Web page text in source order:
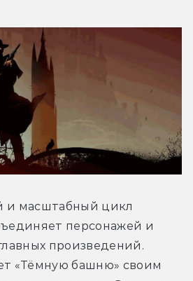
и масштабный цикл
персонажей и
произведений.
«Тёмную башню» своим